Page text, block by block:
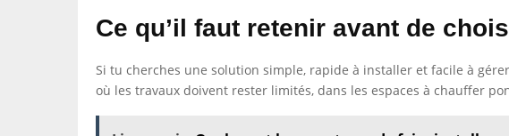
Ce qu’il faut retenir avant de
Si tu cherches une solution simple, rapide à installer et facile à
où les travaux doivent rester limités, dans les espaces à chauffer